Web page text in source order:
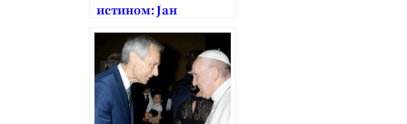
истином: Јан
Фигелова мисија за
верску слободу